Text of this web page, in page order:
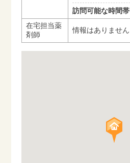
訪問可能な時間帯
在宅担当薬
剤師
情報はありません